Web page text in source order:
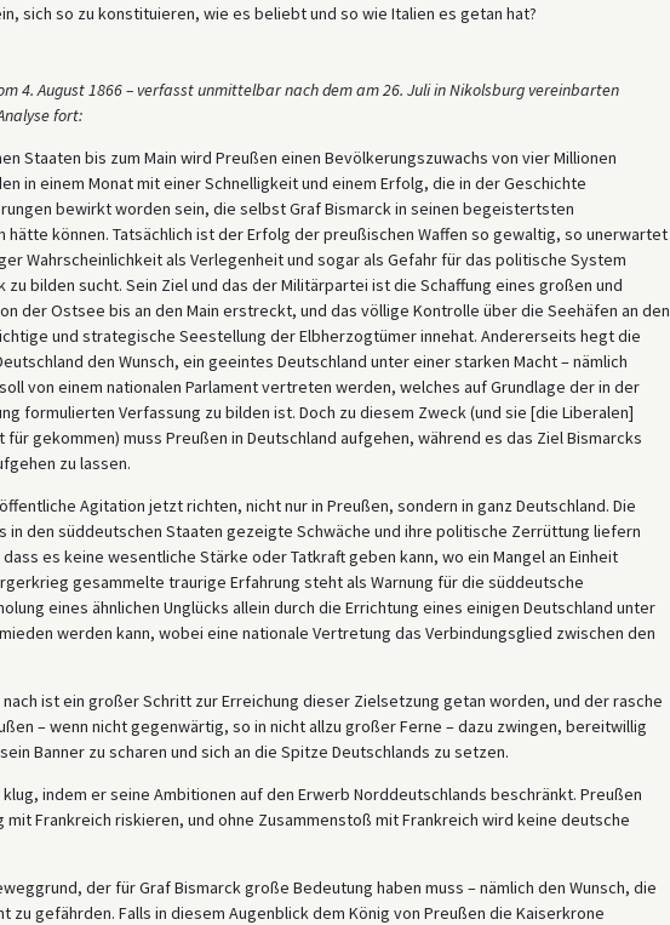
sich so zu konstituieren, wie es beliebt und so wie Italien es getan hat?
4. August 1866 – verfasst unmittelbar nach dem am 26. Juli in Nikolsburg vereinbarten
fort:
Staaten bis zum Main wird Preußen einen Bevölkerungszuwachs von vier Millionen
in einem Monat mit einer Schnelligkeit und einem Erfolg, die in der Geschichte
bewirkt worden sein, die selbst Graf Bismarck in seinen begeistertsten
hätte können. Tatsächlich ist der Erfolg der preußischen Waffen so gewaltig, so unerwartet
Wahrscheinlichkeit als Verlegenheit und sogar als Gefahr für das politische System
bilden sucht. Sein Ziel und das der Militärpartei ist die Schaffung eines großen und
der Ostsee bis an den Main erstreckt, und das völlige Kontrolle über die Seehäfen an den
und strategische Seestellung der Elbherzogtümer innehat. Andererseits hegt die
den Wunsch, ein geeintes Deutschland unter einer starken Macht – nämlich
von einem nationalen Parlament vertreten werden, welches auf Grundlage der in der
formulierten Verfassung zu bilden ist. Doch zu diesem Zweck (und sie [die Liberalen]
gekommen) muss Preußen in Deutschland aufgehen, während es das Ziel Bismarcks
zu lassen.
Agitation jetzt richten, nicht nur in Preußen, sondern in ganz Deutschland. Die
in den süddeutschen Staaten gezeigte Schwäche und ihre politische Zerrüttung liefern
es keine wesentliche Stärke oder Tatkraft geben kann, wo ein Mangel an Einheit
gesammelte traurige Erfahrung steht als Warnung für die süddeutsche
eines ähnlichen Unglücks allein durch die Errichtung eines einigen Deutschland unter
werden kann, wobei eine nationale Vertretung das Verbindungsglied zwischen den
ist ein großer Schritt zur Erreichung dieser Zielsetzung getan worden, und der rasche
– wenn nicht gegenwärtig, so in nicht allzu großer Ferne – dazu zwingen, bereitwillig
Banner zu scharen und sich an die Spitze Deutschlands zu setzen.
indem er seine Ambitionen auf den Erwerb Norddeutschlands beschränkt. Preußen
Frankreich riskieren, und ohne Zusammenstoß mit Frankreich wird keine deutsche
der für Graf Bismarck große Bedeutung haben muss – nämlich den Wunsch, die
gefährden. Falls in diesem Augenblick dem König von Preußen die Kaiserkrone